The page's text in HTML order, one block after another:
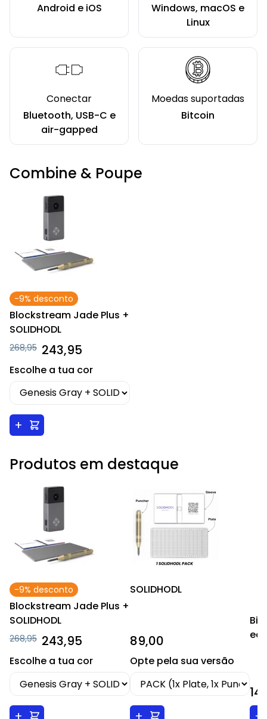
Android e iOS
Windows, macOS e
Linux
Conectar
Bluetooth, USB-C e
air-gapped
Moedas suportadas
Bitcoin
Combine & Poupe
-9% desconto
Blockstream Jade Plus +
SOLIDHODL
268,95 243,95
Escolhe a tua cor
+
Produtos em destaque
-9% desconto
Blockstream Jade Plus +
SOLIDHODL
268,95 243,95
Escolhe a tua cor
SOLIDHODL
89,00
Opte pela sua versão